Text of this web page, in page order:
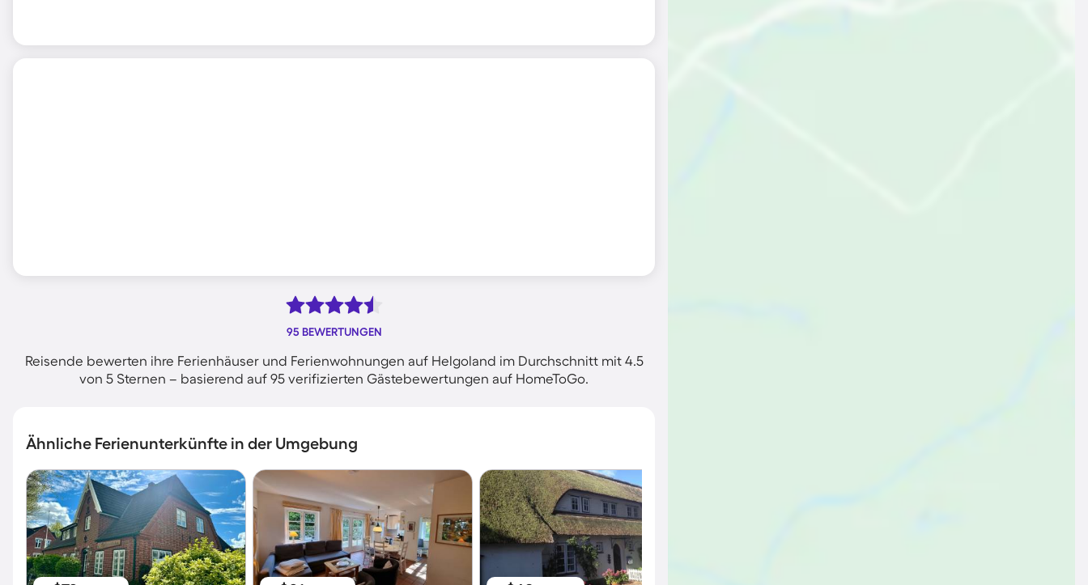
95 BEWERTUNGEN
Reisende bewerten ihre Ferienhäuser und Ferienwohnungen auf Helgoland im Durchschnitt mit 4.5
von 5 Sternen – basierend auf 95 verifizierten Gästebewertungen auf HomeToGo.
Ähnliche Ferienunterkünfte in der Umgebung